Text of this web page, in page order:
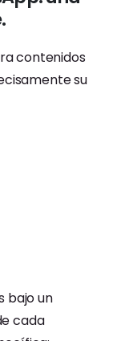
contenidos
su
bajo un
cada